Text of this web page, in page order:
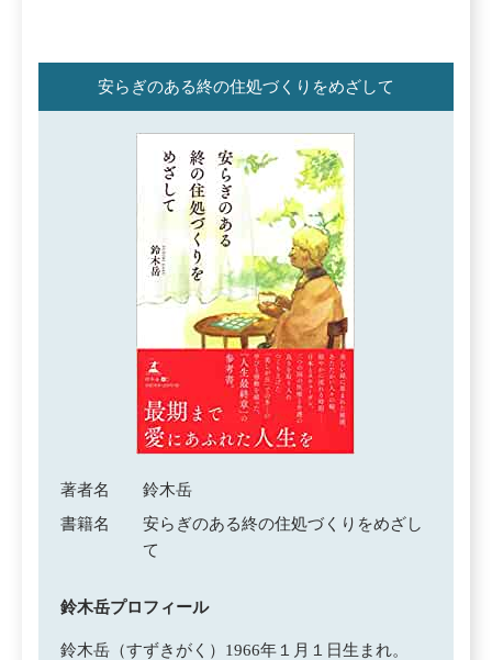
安らぎのある終の住処づくりをめざして
著者名
鈴木岳
書籍名
安らぎのある終の住処づくりをめざし
て
鈴木岳プロフィール
鈴木岳（すずきがく）1966年１月１日生まれ。